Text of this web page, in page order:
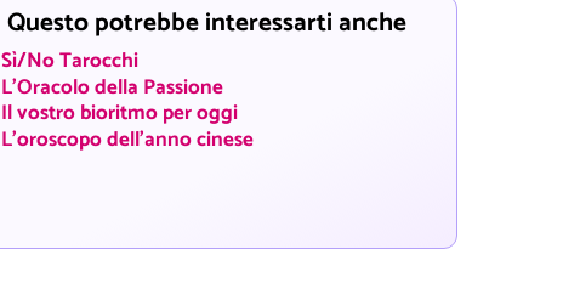
Questo potrebbe interessarti anche
Sì/No Tarocchi
L'Oracolo della Passione
Il vostro bioritmo per oggi
L'oroscopo dell'anno cinese